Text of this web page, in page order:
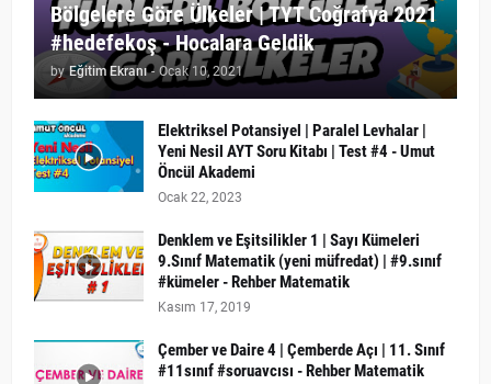
Bölgelere Göre Ülkeler | TYT Coğrafya 2021
#hedefekoş - Hocalara Geldik
by Eğitim Ekranı - Ocak 10, 2021
Elektriksel Potansiyel | Paralel Levhalar |
Yeni Nesil AYT Soru Kitabı | Test #4 - Umut
Öncül Akademi
Ocak 22, 2023
Denklem ve Eşitsilikler 1 | Sayı Kümeleri
9.Sınıf Matematik (yeni müfredat) | #9.sınıf
#kümeler - Rehber Matematik
Kasım 17, 2019
Çember ve Daire 4 | Çemberde Açı | 11. Sınıf
#11sınıf #soruavcısı - Rehber Matematik